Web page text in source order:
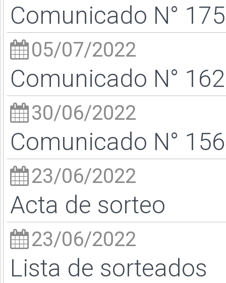
Comunicado N°
05/07/2022
Comunicado N°
30/06/2022
Comunicado N°
23/06/2022
Acta de sorteo
23/06/2022
Lista de sorteados